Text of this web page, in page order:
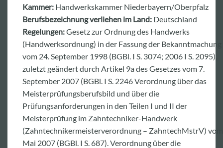
Kammer: Handwerkskammer Niederbayern/Oberpfalz
Berufsbezeichnung verliehen im Land: Deutschland
Regelungen:Gesetz zur Ordnung des Handwerks
(Handwerksordnung) in der Fassung der Bekanntmachung
vom 24. September 1998 (BGBl. I S. 3074; 2006 I S. 2095),
zuletzt geändert durch Artikel 9a des Gesetzes vom 7.
September 2007 (BGBl. I S. 2246 Verordnung über das
Meisterprüfungsberufsbild und über die
Prüfungsanforderungen in den Teilen I und II der
Meisterprüfung im Zahntechniker-Handwerk
(Zahntechnikermeisterverordnung – ZahntechMstrV)
Mai 2007 (BGBl. I S. 687). Verordnung über die